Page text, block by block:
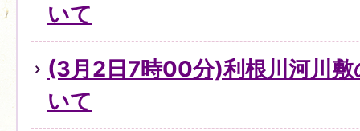
いて
(3月2日7時00分)利根川河川
いて